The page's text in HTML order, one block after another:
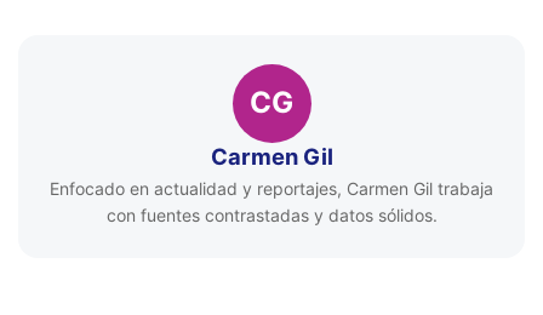
CG
Carmen Gil
Enfocado en actualidad y reportajes, Carmen Gil trabaja
con fuentes contrastadas y datos sólidos.